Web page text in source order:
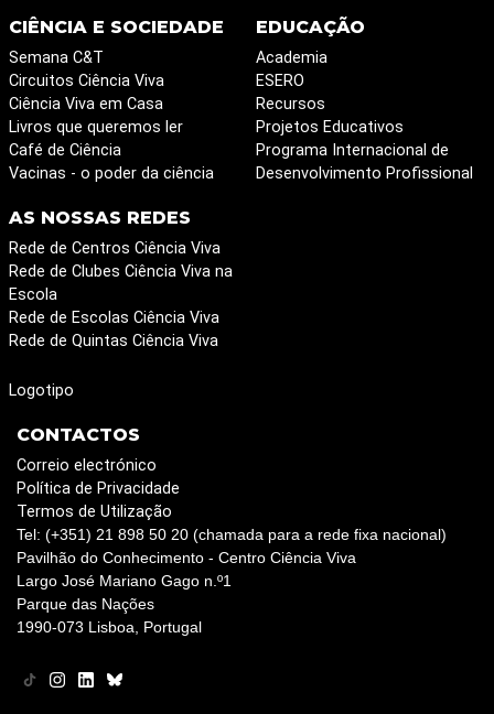
CIÊNCIA E SOCIEDADE
Semana C&T
Circuitos Ciência Viva
Ciência Viva em Casa
Livros que queremos ler
Café de Ciência
Vacinas - o poder da ciência
EDUCAÇÃO
Academia
ESERO
Recursos
Projetos Educativos
Programa Internacional de
Desenvolvimento Profissional
AS NOSSAS REDES
Rede de Centros Ciência Viva
Rede de Clubes Ciência Viva na
Escola
Rede de Escolas Ciência Viva
Rede de Quintas Ciência Viva
Logotipo
CONTACTOS
Correio electrónico
Política de Privacidade
Termos de Utilização
Tel: (+351) 21 898 50 20 (chamada para a rede fixa nacional)
Pavilhão do Conhecimento - Centro Ciência Viva
Largo José Mariano Gago n.º1
Parque das Nações
1990-073 Lisboa, Portugal